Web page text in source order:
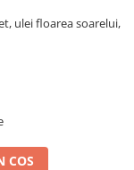
ulei floarea soarelui,
COS